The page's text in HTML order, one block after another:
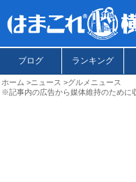
ブログ ランキング
ホーム ニュース
グルメニュース
※記事内の広告から媒体維持のために